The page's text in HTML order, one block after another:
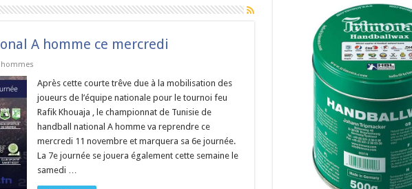
A homme ce mercredi
hommes
Après cette courte trêve due à la mobilisation des
joueurs de l’équipe nationale pour le tournoi feu
Rafik Khouaja , le championnat de Tunisie de
handball national A homme va reprendre ce
mercredi 11 novembre et marquera sa 6e journée.
La 7e journée se jouera également cette semaine le
samedi …